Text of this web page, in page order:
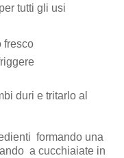
tutti gli usi
fresco
duri e tritarlo al
formando una
a cucchiaiate in